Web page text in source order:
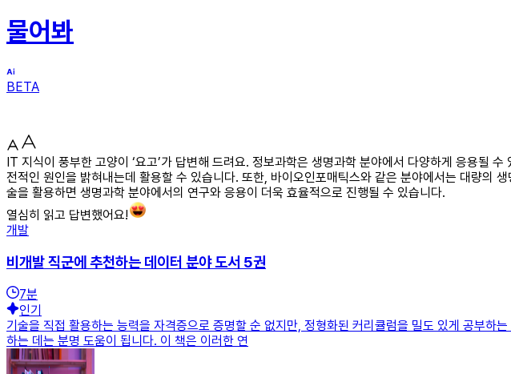
물어봐
BETA
IT 지식이 풍부한 고양이 ‘요고’가 답변해 드려요. 정보과학은 생명과학 분야에서 다양하게 응용될
전적인 원인을 밝혀내는데 활용할 수 있습니다. 또한, 바이오인포매틱스와 같은 분야에서는 대량의
술을 활용하면 생명과학 분야에서의 연구와 응용이 더욱 효율적으로 진행될 수 있습니다.
열심히 읽고 답변했어요!
개발
비개발 직군에 추천하는 데이터 분야 도서 5권
7분
인기
기술을 직접 활용하는 능력을 자격증으로 증명할 순 없지만, 정형화된 커리큘럼을 밀도 있게 공부하
하는 데는 분명 도움이 됩니다. 이 책은 이러한 연